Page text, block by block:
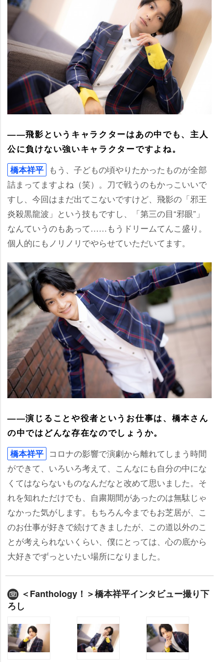
――飛影というキャラクターはあの中でも、主人
公に負けない強いキャラクターですよね。
橋本祥平 もう、子どもの頃やりたかったものが全部
詰まってますよね（笑）。刀で戦うのもかっこいいで
すし、今回はまだ出てこないですけど、飛影の「邪王
炎殺黒龍波」という技もですし、「第三の目“邪眼”」
なんていうのもあって……もうドリームてんこ盛り。
個人的にもノリノリでやらせていただいてます。
――演じることや役者というお仕事は、橋本さん
の中ではどんな存在なのでしょうか。
橋本祥平 コロナの影響で演劇から離れてしまう時間
ができて、いろいろ考えて、こんなにも自分の中にな
くてはならないものなんだなと改めて思いました。そ
れを知れただけでも、自粛期間があったのは無駄じゃ
なかった気がします。もちろん今までもお芝居が、こ
のお仕事が好きで続けてきましたが、この道以外のこ
とが考えられないくらい、僕にとっては、心の底から
大好きでずっといたい場所になりました。
＜Fanthology！＞橋本祥平インタビュー撮り下
ろし